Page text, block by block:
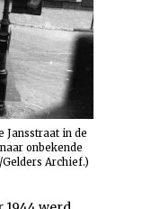
Jansstraat in de
onbekende
Gelders Archief.)